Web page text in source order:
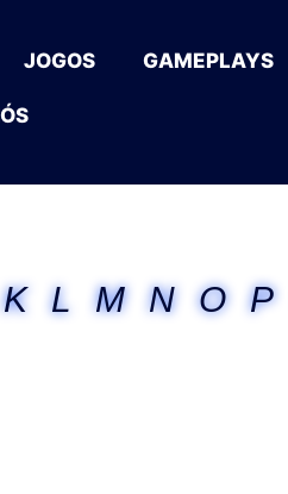
JOGOS GAMEPLAYS
K L M N O P